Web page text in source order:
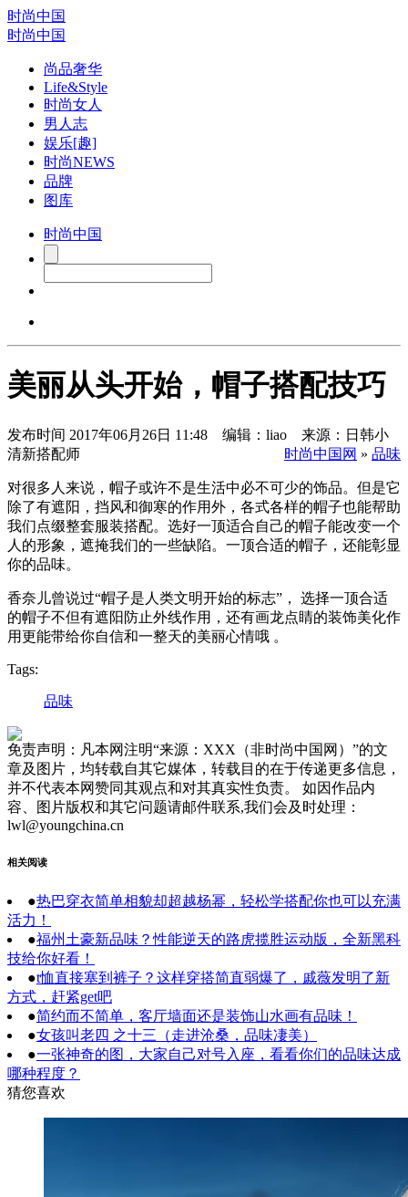
时尚中国
时尚中国
尚品奢华
Life&Style
时尚女人
男人志
娱乐[趣]
时尚NEWS
品牌
图库
时尚中国
美丽从头开始，帽子搭配技巧
发布时间 2017年06月26日 11:48 编辑：liao 来源：日韩小
清新搭配师
时尚中国网 » 品味
对很多人来说，帽子或许不是生活中必不可少的饰品。但是它
除了有遮阳，挡风和御寒的作用外，各式各样的帽子也能帮助
我们点缀整套服装搭配。选好一顶适合自己的帽子能改变一个
人的形象，遮掩我们的一些缺陷。一顶合适的帽子，还能彰显
你的品味。
香奈儿曾说过“帽子是人类文明开始的标志”， 选择一顶合适
的帽子不但有遮阳防止外线作用，还有画龙点睛的装饰美化作
用更能带给你自信和一整天的美丽心情哦 。
Tags:
品味
免责声明：凡本网注明“来源：XXX（非时尚中国网）”的文
章及图片，均转载自其它媒体，转载目的在于传递更多信息，
并不代表本网赞同其观点和对其真实性负责。 如因作品内
容、图片版权和其它问题请邮件联系,我们会及时处理：
lwl@youngchina.cn
相关阅读
●热巴穿衣简单相貌却超越杨幂，轻松学搭配你也可以充满
活力！
●福州土豪新品味？性能逆天的路虎揽胜运动版，全新黑科
技给你好看！
●t恤直接塞到裤子？这样穿搭简直弱爆了，戚薇发明了新
方式，赶紧get吧
●简约而不简单，客厅墙面还是装饰山水画有品味！
●女孩叫老四 之十三（走进沧桑，品味凄美）
●一张神奇的图，大家自己对号入座，看看你们的品味达成
哪种程度？
猜您喜欢